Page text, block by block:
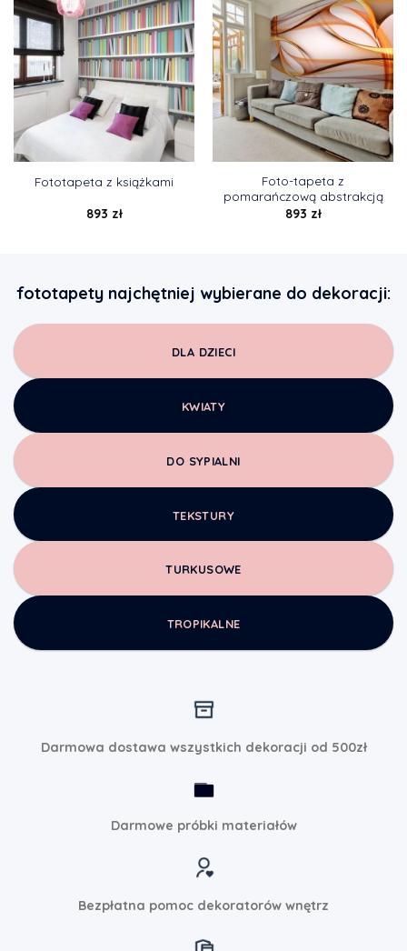
Fototapeta z książkami
893 zł
Foto-tapeta z
pomarańczową abstrakcją
893 zł
fototapety najchętniej wybierane do dekoracji:
DLA DZIECI
KWIATY
DO SYPIALNI
TEKSTURY
TURKUSOWE
TROPIKALNE
Darmowa dostawa wszystkich dekoracji od 500zł
Darmowe próbki materiałów
Bezpłatna pomoc dekoratorów wnętrz